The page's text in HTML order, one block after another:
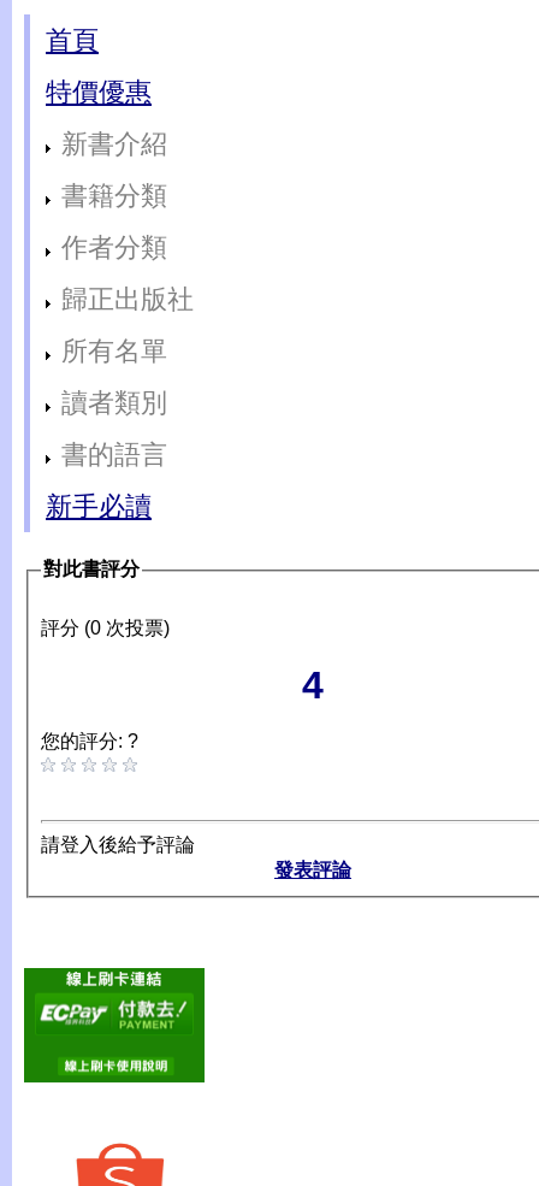
首頁
特價優惠
新書介紹
書籍分類
作者分類
歸正出版社
所有名單
讀者類別
書的語言
新手必讀
對此書評分
評分 (0 次投票)
4
您的評分: ?
請登入後給予評論
發表評論